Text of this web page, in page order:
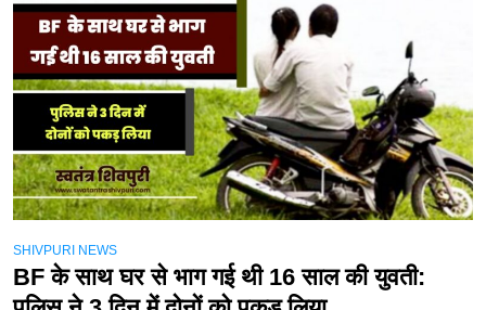
SHIVPURI NEWS
BF के साथ घर से भाग गई थी 16 साल की युवती: